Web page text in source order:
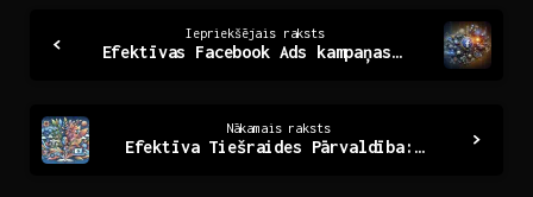
Reading
Iepriekšējais raksts
Efektīvas Facebook Ads kampaņas: ieteikumi un stratēģijas
Nākamais raksts
Efektīva Tiešraides Pārvaldība: Noslēpumi Panākumiem